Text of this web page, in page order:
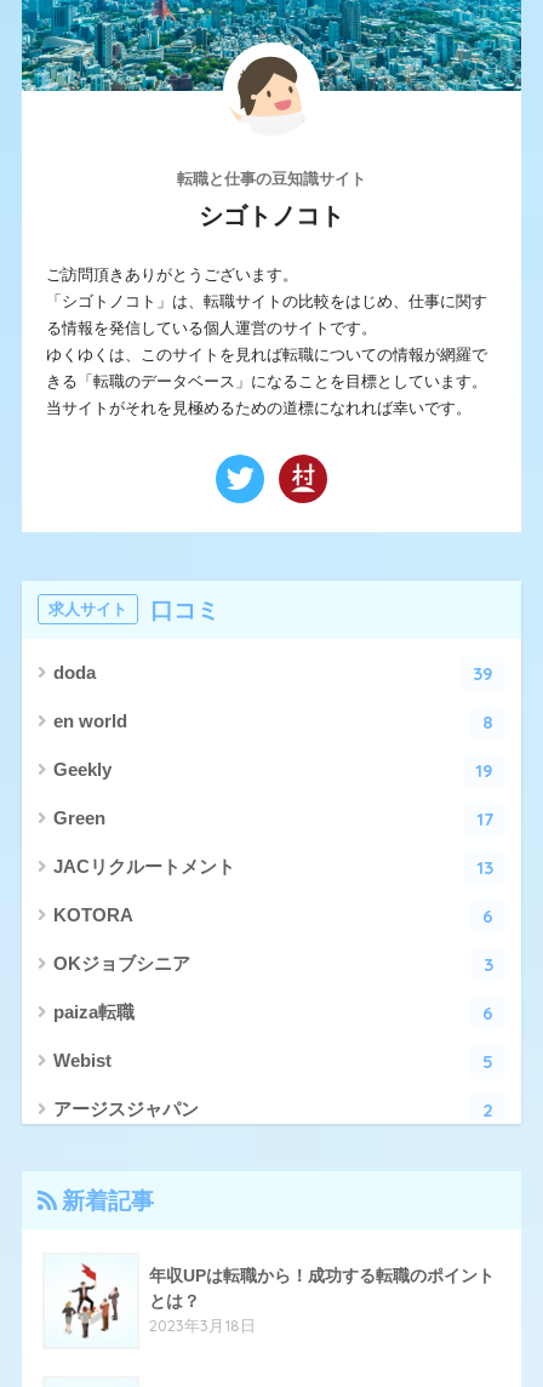
転職と仕事の豆知識サイト
シゴトノコト
ご訪問頂きありがとうございます。
「シゴトノコト」は、転職サイトの比較をはじめ、仕事に関す
る情報を発信している個人運営のサイトです。
ゆくゆくは、このサイトを見れば転職についての情報が網羅で
きる「転職のデータベース」になることを目標としています。
当サイトがそれを見極めるための道標になれれば幸いです。
求人サイト 口コミ
doda 39
en world 8
Geekly 19
Green 17
JACリクルートメント 13
KOTORA 6
OKジョブシニア 3
paiza転職 6
Webist 5
アージスジャパン 2
エン転職
とらばーゆ
新着記事
年収UPは転職から！成功する転職のポイント
とは？
2023年3月18日